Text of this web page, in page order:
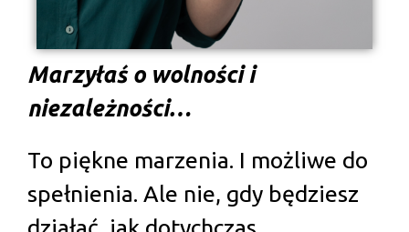
Marzyłaś o wolności i
niezależności…
To piękne marzenia. I możliwe do
spełnienia. Ale nie, gdy będziesz